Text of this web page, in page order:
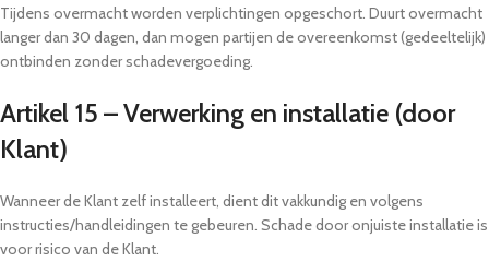
Tijdens overmacht worden verplichtingen opgeschort. Duurt overmacht
langer dan 30 dagen, dan mogen partijen de overeenkomst (gedeeltelijk)
ontbinden zonder schadevergoeding.
Artikel 15 – Verwerking en installatie (door
Klant)
Wanneer de Klant zelf installeert, dient dit vakkundig en volgens
instructies/handleidingen te gebeuren. Schade door onjuiste installatie is
voor risico van de Klant.